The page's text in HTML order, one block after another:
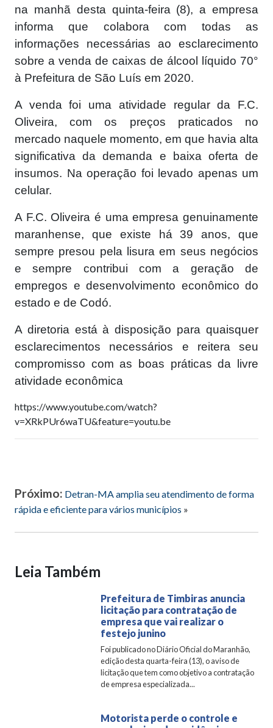
na manhã desta quinta-feira (8), a empresa
informa que colabora com todas as
informações necessárias ao esclarecimento
sobre a venda de caixas de álcool líquido 70°
à Prefeitura de São Luís em 2020.
A venda foi uma atividade regular da F.C.
Oliveira, com os preços praticados no
mercado naquele momento, em que havia alta
significativa da demanda e baixa oferta de
insumos. Na operação foi levado apenas um
celular.
A F.C. Oliveira é uma empresa genuinamente
maranhense, que existe há 39 anos, que
sempre presou pela lisura em seus negócios
e sempre contribui com a geração de
empregos e desenvolvimento econômico do
estado e de Codó.
A diretoria está à disposição para quaisquer
esclarecimentos necessários e reitera seu
compromisso com as boas práticas da livre
atividade econômica
https://www.youtube.com/watch?
v=XRkPUr6waTU&feature=youtu.be
Próximo: Detran-MA amplia seu atendimento de forma
rápida e eficiente para vários municípios »
Leia Também
Prefeitura de Timbiras anuncia
licitação para contratação de
empresa que vai realizar o
festejo junino
Foi publicado no Diário Oficial do Maranhão,
edição desta quarta-feira (13), o aviso de
licitação que tem como objetivo a contratação
de empresa especializada...
Motorista perde o controle e